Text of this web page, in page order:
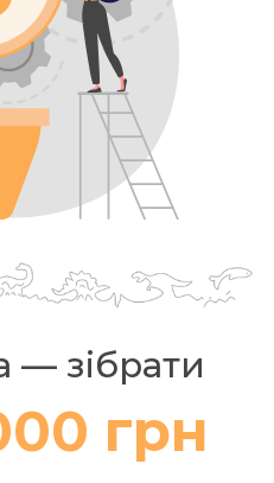
— зібрати
грн